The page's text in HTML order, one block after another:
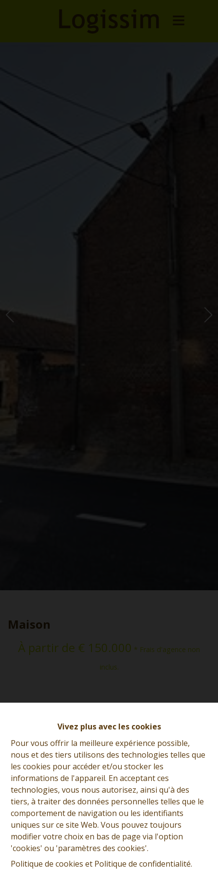
Vivez plus avec les cookies
Pour vous offrir la meilleure expérience possible,
nous et des tiers utilisons des technologies telles que
les cookies pour accéder et/ou stocker les
informations de l'appareil. En acceptant ces
technologies, vous nous autorisez, ainsi qu'à des
tiers, à traiter des données personnelles telles que le
comportement de navigation ou les identifiants
uniques sur ce site Web. Vous pouvez toujours
modifier votre choix en bas de page via l'option
'cookies' ou 'paramètres des cookies'.
Politique de cookies et Politique de confidentialité.
Maison
À partir de € 150.000 * Frais d'agence non
inclus.
Précédent Liste Suivant